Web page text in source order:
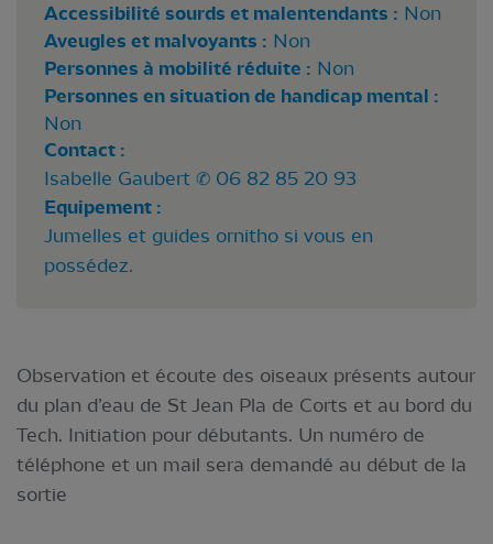
Accessibilité sourds et malentendants : Non
Aveugles et malvoyants : Non
Personnes à mobilité réduite : Non
Personnes en situation de handicap mental :
Non
Contact :
Isabelle Gaubert ✆ 06 82 85 20 93
Equipement :
Jumelles et guides ornitho si vous en
possédez.
Observation et écoute des oiseaux présents autour
du plan d’eau de St Jean Pla de Corts et au bord du
Tech. Initiation pour débutants. Un numéro de
téléphone et un mail sera demandé au début de la
sortie